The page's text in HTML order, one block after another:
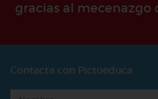
gracias al mecenazgo
Contacta con Pictoeduca